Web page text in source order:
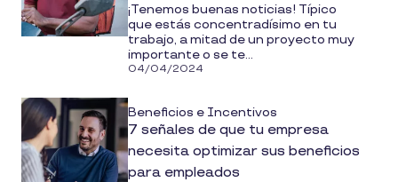
¡Tenemos buenas noticias! Típico
que estás concentradísimo en tu
trabajo, a mitad de un proyecto muy
importante o se te...
04/04/2024
Beneficios e Incentivos
7 señales de que tu empresa
necesita optimizar sus beneficios
para empleados